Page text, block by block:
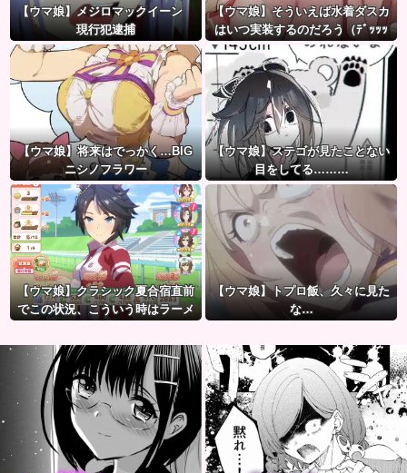
【ウマ娘】メジロマックイーン
現行犯逮捕
【ウマ娘】そういえば水着ダスカ
はいつ実装するのだろう（ﾃﾞｯｯｯ
【ウマ娘】将来はでっかく…BIG
ニシノフラワー
【ウマ娘】ステゴが見たことない
目をしてる………
【ウマ娘】クラシック夏合宿直前
でこの状況、こういう時はラーメ
【ウマ娘】トプロ飯、久々に見た
な…